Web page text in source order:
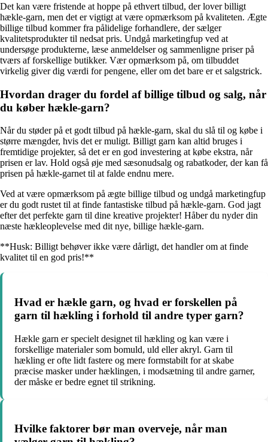
Det kan være fristende at hoppe på ethvert tilbud, der lover billigt
hækle-garn, men det er vigtigt at være opmærksom på kvaliteten. Ægte
billige tilbud kommer fra pålidelige forhandlere, der sælger
kvalitetsprodukter til nedsat pris. Undgå marketingfup ved at
undersøge produkterne, læse anmeldelser og sammenligne priser på
tværs af forskellige butikker. Vær opmærksom på, om tilbuddet
virkelig giver dig værdi for pengene, eller om det bare er et salgstrick.
Hvordan drager du fordel af billige tilbud og salg, når
du køber hækle-garn?
Når du støder på et godt tilbud på hækle-garn, skal du slå til og købe i
større mængder, hvis det er muligt. Billigt garn kan altid bruges i
fremtidige projekter, så det er en god investering at købe ekstra, når
prisen er lav. Hold også øje med sæsonudsalg og rabatkoder, der kan få
prisen på hækle-garnet til at falde endnu mere.
Ved at være opmærksom på ægte billige tilbud og undgå marketingfup
er du godt rustet til at finde fantastiske tilbud på hækle-garn. God jagt
efter det perfekte garn til dine kreative projekter! Håber du nyder din
næste hækleoplevelse med dit nye, billige hækle-garn.
**Husk: Billigt behøver ikke være dårligt, det handler om at finde
kvalitet til en god pris!**
Hvad er hækle garn, og hvad er forskellen på
garn til hækling i forhold til andre typer garn?
Hækle garn er specielt designet til hækling og kan være i
forskellige materialer som bomuld, uld eller akryl. Garn til
hækling er ofte lidt fastere og mere formstabilt for at skabe
præcise masker under hæklingen, i modsætning til andre garner,
der måske er bedre egnet til strikning.
Hvilke faktorer bør man overveje, når man